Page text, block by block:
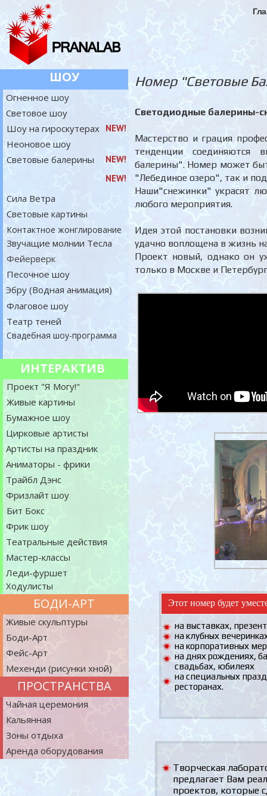
ШОУ
NEW!
NEW!
ИНТЕРАКТИВ
БОДИ-АРТ
ПРОСТРАНСТВА
NEW!
Огненное шоу
Световое шоу
Песочное шоу
Фейерверк
Контактное жонглирование
Проект "Я Могу!"
Живые картины
Бумажное шоу
Цирковые артисты
Артисты на праздник
Трайбл Дэнс
Аниматоры - фрики
Фризлайт шоу
Бит Бокс
Фрик шоу
Театральные действия
Мастер-классы
Леди-фуршет
Ходулисты
Живые скульптуры
Боди-Арт
Фейс-Арт
Мехенди (рисунки хной)
Чайная церемония
Кальянная
Зоны отдыха
Аренда оборудования
Световые картины
Сила Ветра
Звучащие молнии Тесла
Неоновое шоу
Флаговое шоу
Эбру (Водная анимация)
Театр теней
Свадебная шоу-программа
Световые балерины
Шоу на гироскутерах
Светодиодные балерины-
Мастерство и грация
тенденции соединяются
балерины". Номер может
"Лебединое озеро", так и
Наши"снежинки" украсят
любого мероприятия.
Идея этой постановки
удачно воплощена в жизнь
Проект новый, однако он
только в Москве и
Номер "Световые
Этот номер будет
на выставках,
на клубных
на корпоративных
на днях рождениях,
свадьбах, юбилеях
на специальных
ресторанах.
Творческая
предлагает Вам
проектов, которые